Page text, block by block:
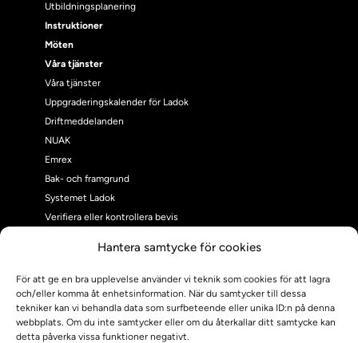
Hantera samtycke för cookies
För att ge en bra upplevelse använder vi teknik som cookies för att lagra
och/eller komma åt enhetsinformation. När du samtycker till dessa
tekniker kan vi behandla data som surfbeteende eller unika ID:n på denna
webbplats. Om du inte samtycker eller om du återkallar ditt samtycke kan
detta påverka vissa funktioner negativt.
Utbildningsplanering
Instruktioner
Möten
Våra tjänster
Våra tjänster
Uppgraderingskalender för Ladok
Driftmeddelanden
NUAK
Emrex
Bak- och framgrund
Systemet Ladok
Verifiera eller kontrollera bevis
Om oss
Om Ladokkonsortiet
Ladokkonsortiet internationellt
Vision, strategi och produktplan